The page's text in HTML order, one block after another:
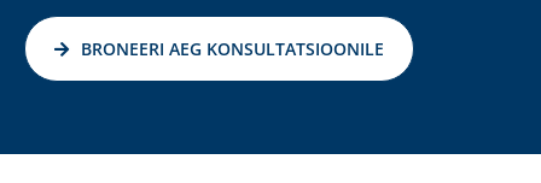
BRONEERI AEG KONSULTATSIOONILE